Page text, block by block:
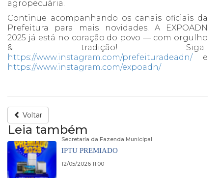
agropecuária.
Continue acompanhando os canais oficiais da
Prefeitura para mais novidades. A EXPOADN
2025 já está no coração do povo — com orgulho
& tradição! Siga:
https://www.instagram.com/prefeituradeadn/e
https://www.instagram.com/expoadn/
Voltar
Leia também
Secretaria da Fazenda Municipal
IPTU PREMIADO
12/05/2026 11:00